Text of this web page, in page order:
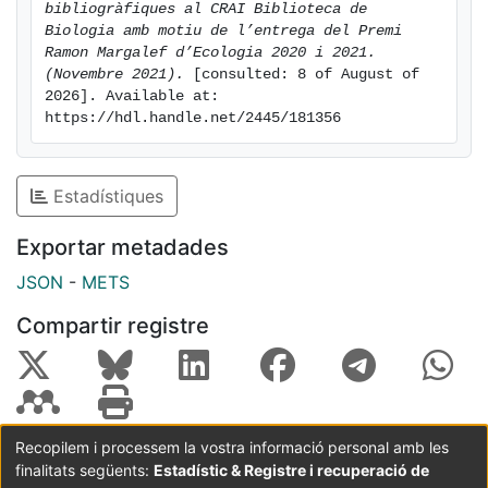
per a exposicions a l’entrada de la biblioteca.
De forma paral·lela, les dues mostres es poden visitar
de forma virtual des de la pàgina del CRAI biblioteca -
Exposicions > Premi Ramon Margalef d'Ecologia 2021
2020,
bibliogràfiques al CRAI Biblioteca de
Biologia amb motiu de l’entrega del Premi
Ramon Margalef d’Ecologia 2020 i 2021.
(Novembre 2021).
[consulted: 8 of August of
2026]. Available at:
https://hdl.handle.net/2445/181356
Estadístiques
Exportar metadades
JSON - METS
Compartir registre
Coordinació:CRAI UB Avís legal
Metadades
Recopilem i processem la vostra informació personal amb les
finalitats següents: Estadístic & Registre i recuperació de